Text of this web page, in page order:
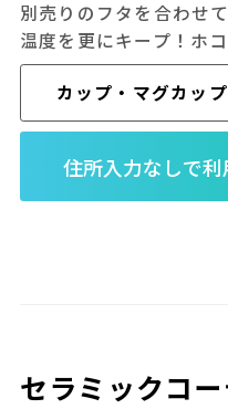
別売りのフタを合わせ
温度を更にキープ！ホ
カップ・マグカッ
セラミックコ